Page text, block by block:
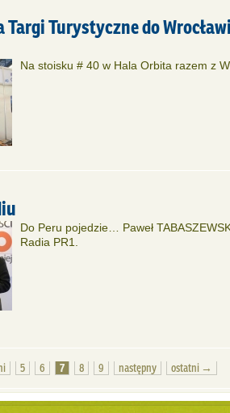
Targi Turystyczne do
Na stoisku # 40 w Hala Orbita razem z
Do Peru pojedzie… Paweł
Radia PR1.
5 6 7 8 9 następny ostatni →